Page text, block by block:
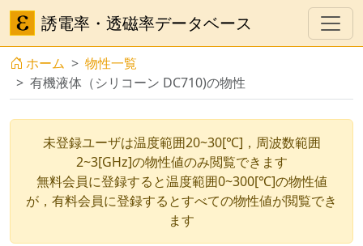
誘電率・透磁率データベース
ホーム
物性一覧
有機液体（シリコーン DC710)の物性
未登録ユーザは温度範囲20~30[℃]，周波数範囲
2~3[GHz]の物性値のみ閲覧できます
無料会員に登録すると温度範囲0~300[℃]の物性値
が，有料会員に登録するとすべての物性値が閲覧でき
ます